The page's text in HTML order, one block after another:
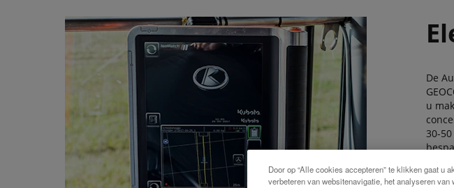
De
u
30-
Door op “Alle cookies accepteren” te klikken gaat u
verbeteren van websitenavigatie, het analyseren